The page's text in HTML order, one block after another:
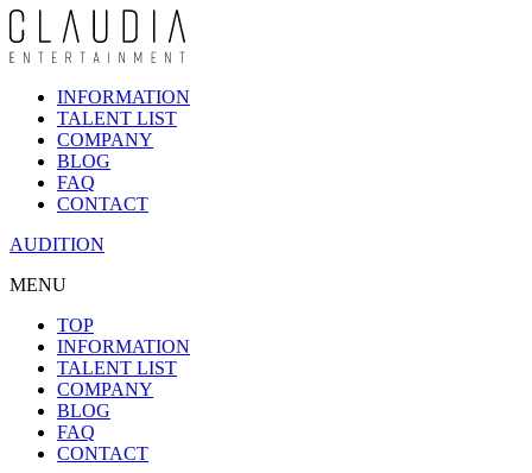
INFORMATION
TALENT LIST
COMPANY
BLOG
FAQ
CONTACT
AUDITION
MENU
TOP
INFORMATION
TALENT LIST
COMPANY
BLOG
FAQ
CONTACT